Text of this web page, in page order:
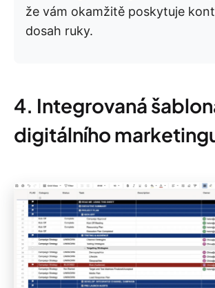
že vám okamžitě poskytuje
dosah ruky.
4. Integrovaná
digitálního